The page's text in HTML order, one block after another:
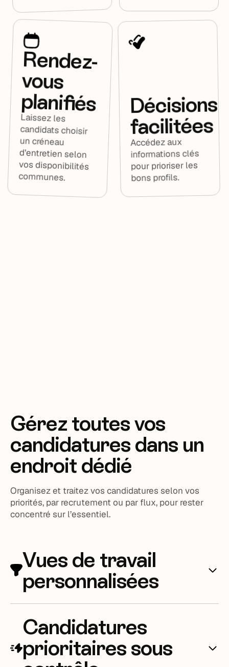
Rendez-
vous
planifiés
Laissez les
candidats choisir
un créneau
d’entretien selon
vos disponibilités
communes.
Décisions
facilitées
Accédez aux
informations clés
pour prioriser les
bons profils.
Gérez toutes vos
candidatures dans un
endroit dédié
Organisez et traitez vos candidatures selon vos
priorités, par recrutement ou par flux, pour rester
concentré sur l’essentiel.
Vues de travail
personnalisées
besoin : recrutement urgent, par entité, par ville...
Concentrez-vous là où c'est nécessaire en utilisant
la vue de travail appropriée.
Candidatures
prioritaires sous